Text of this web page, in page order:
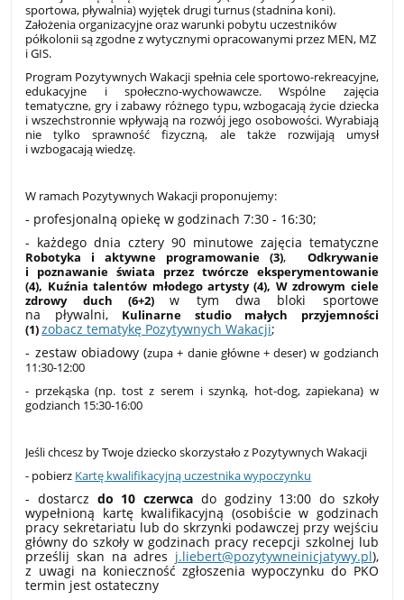
sportowa, pływalnia) wyjętek drugi turnus (stadnina koni).
Założenia organizacyjne oraz warunki pobytu uczestników
półkolonii są zgodne z wytycznymi opracowanymi przez MEN, MZ
i GIS.
Program Pozytywnych Wakacji spełnia cele sportowo-rekreacyjne,
edukacyjne i społeczno-wychowawcze.Wspólne zajęcia
tematyczne, gry i zabawy różnego typu, wzbogacają życie dziecka
i wszechstronnie wpływają na rozwój jego osobowości. Wyrabiają
nie tylko sprawność fizyczną, ale także rozwijają umysł
i wzbogacają wiedzę.
W ramach Pozytywnych Wakacji proponujemy:
- profesjonalną opiekę w godzinach 7:30 - 16:30;
- każdego dnia cztery 90 minutowe zajęcia tematyczne
Robotyka i aktywne programowanie (3), Odkrywanie
i poznawanie świata przez twórcze eksperymentowanie
(4), Kuźnia talentów młodego artysty (4), W zdrowym ciele
zdrowy duch (6+2)w tym dwa bloki sportowe
na pływalni, Kulinarne studio małych przyjemności
(1)zobacz tematykę Pozytywnych Wakacji;
- zestaw obiadowy (zupa + danie główne + deser) w godzianch
11:30-12:00
- przekąska (np. tost z serem i szynką, hot-dog, zapiekana) w
godzianch 15:30-16:00
Jeśli chcesz by Twoje dziecko skorzystało z Pozytywnych Wakacji
- pobierz Kartę kwalifikacyjną uczestnika wypoczynku
- dostarcz do 10 czerwca do godziny 13:00 do szkoły
wypełnioną kartę kwalifikacyjną (osobiście w godzinach
pracy sekretariatu lub do skrzynki podawczej przy wejściu
główny do szkoły w godzinach pracy recepcji szkolnej lub
prześlij skan na adres j.liebert@pozytywneinicjatywy.pl),
z uwagi na konieczność zgłoszenia wypoczynku do PKO
termin jest ostateczny